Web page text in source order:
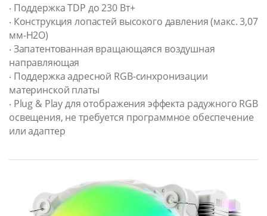
‧ Поддержка TDP до 230 Вт+
‧ Конструкция лопастей высокого давления (макс. 3,07
мм-H2O)
‧ Запатентованная вращающаяся воздушная
направляющая
‧ Поддержка адресной RGB-синхронизации
материнской платы
‧ Plug & Play для отображения эффекта радужного RGB
освещения, не требуется программное обеспечение
или адаптер